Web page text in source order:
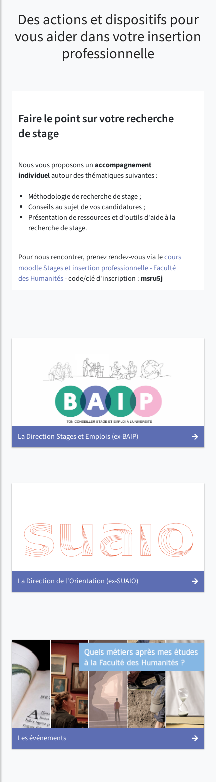
Des actions et dispositifs pour
vous aider dans votre insertion
professionnelle
Faire le point sur votre recherche
de stage
Nous vous proposons unaccompagnement
individuelautour des thématiques suivantes :
Méthodologie de recherche de stage ;
Conseils au sujet de vos candidatures ;
Présentation de ressources et d'outils d'aide à la
recherche de stage.
Pour nous rencontrer, prenez rendez-vous via lecours
moodle Stages et insertion professionnelle - Faculté
des Humanités- code/clé d'inscription : msru5j
La Direction Stages et Emplois (ex-BAIP)
La Direction de l'Orientation (ex-SUAIO)
Les événements